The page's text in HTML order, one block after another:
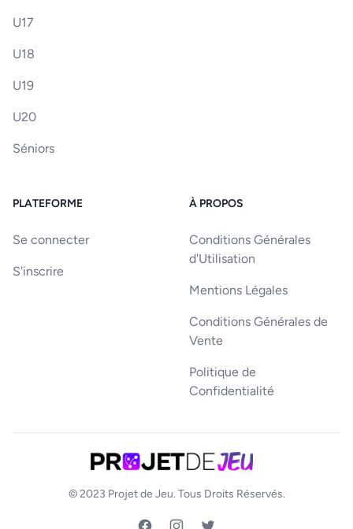
U17
U18
U19
U20
Séniors
PLATEFORME
Se connecter
S'inscrire
À PROPOS
Conditions Générales
d'Utilisation
Mentions Légales
Conditions Générales de
Vente
Politique de
Confidentialité
© 2023 Projet de Jeu. Tous Droits Réservés.